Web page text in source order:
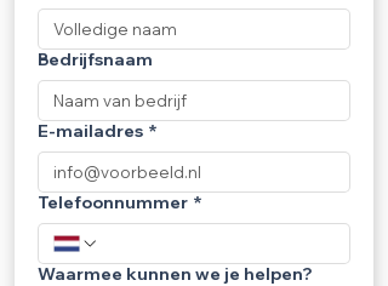
Bedrijfsnaam
E-mailadres *
Telefoonnummer *
Waarmee kunnen we je helpen?